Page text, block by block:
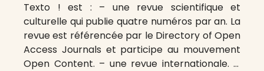
Texto ! est : – une revue scientifique et
culturelle qui publie quatre numéros par an. La
revue est référencée par le Directory of Open
Access Journals et participe au mouvement
Open Content. – une revue internationale. Si